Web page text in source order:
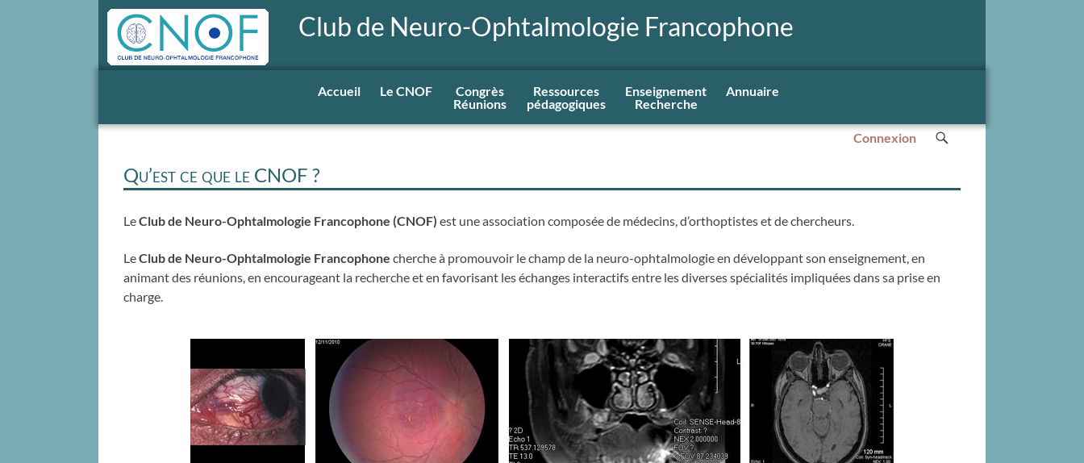
Club de Neuro-Ophtalmologie Francophone
Accueil Le CNOF
Congrès
Réunions
Ressources
pédagogiques
Enseignement
Recherche
Annuaire
Connexion
Qu’est ce que le CNOF ?
LeClub de Neuro-Ophtalmologie Francophone (CNOF) est une association composée de médecins, d’orthoptistes et de chercheurs.
LeClub de Neuro-Ophtalmologie Francophone cherche à promouvoir le champ de la neuro-ophtalmologie en développant son enseignement, en
animant des réunions, en encourageant la recherche et en favorisant les échanges interactifs entre les diverses spécialités impliquées dans sa prise en
charge.